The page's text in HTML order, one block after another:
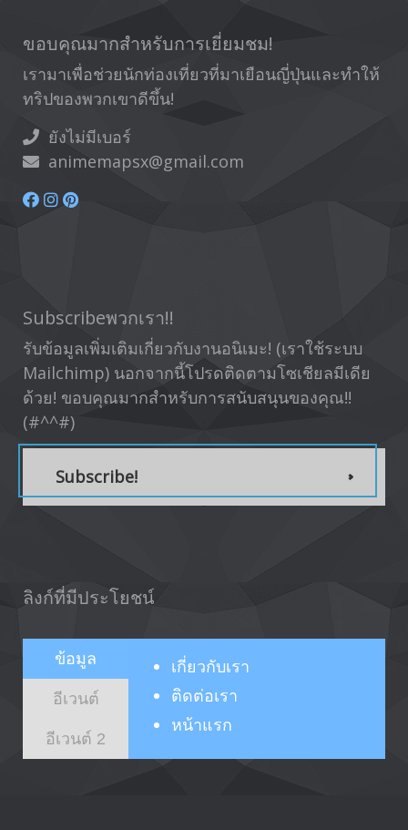
ขอบคุณมากสำหรับการเยี่ยมชม!
เรามาเพื่อช่วยนักท่องเที่ยวที่มาเยือนญี่ปุ่นและทำให้
ทริปของพวกเขาดีขึ้น!
ยังไม่มีเบอร์
animemapsx@gmail.com
Subscribeพวกเรา!!
รับข้อมูลเพิ่มเติมเกี่ยวกับงานอนิเมะ! (เราใช้ระบบ
Mailchimp) นอกจากนี้โปรดติดตามโซเชียลมีเดีย
ด้วย! ขอบคุณมากสำหรับการสนับสนุนของคุณ!!
(#^^#)
Subscribe!
ลิงก์ที่มีประโยชน์
ข้อมูล
อีเวนต์
อีเวนต์ 2
เกี่ยวกับเรา
ติดต่อเรา
หน้าแรก